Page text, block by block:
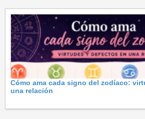
Cómo ama cada signo del zodíaco:
una relación